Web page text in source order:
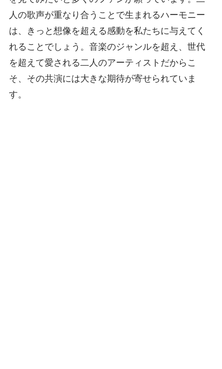
人の歌声が重なり合うことで生まれるハーモニー
は、きっと想像を超える感動を私たちに与えてく
れることでしょう。音楽のジャンルを超え、世代
を超えて愛される二人のアーティストだからこ
そ、その共演には大きな期待が寄せられていま
す。